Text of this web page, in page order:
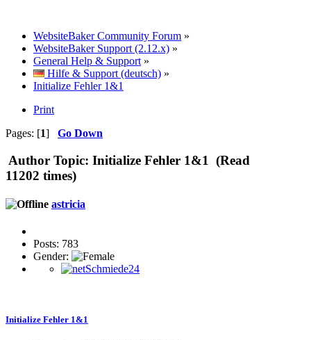
WebsiteBaker Community Forum »
WebsiteBaker Support (2.12.x) »
General Help & Support »
Hilfe & Support (deutsch) »
Initialize Fehler 1&1
Print
Pages: [1] Go Down
Author Topic: Initialize Fehler 1&1 (Read
11202 times)
astricia
Posts: 783
Gender:
Initialize Fehler 1&1